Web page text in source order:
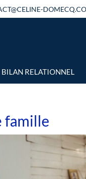
BILAN RELATIONNEL
famille